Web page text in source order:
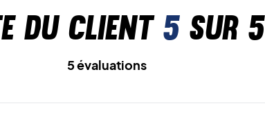
du client 5sur 5
5 évaluations